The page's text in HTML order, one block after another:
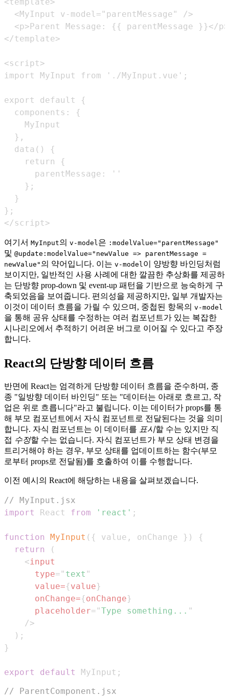
</script>
여기서 MyInput의 v-model 은 :modelValue="parentMessage"
및 @update:modelValue="newValue => parentMessage =
newValue" 의 약어입니다. 이는 v-model 이 양방향 바인딩처럼
보이지만, 일반적인 사용 사례에 대한 깔끔한 추상화를 제공하
는 단방향 prop-down 및 event-up 패턴을 기반으로 능숙하게 구
축되었음을 보여줍니다. 편의성을 제공하지만, 일부 개발자는
이것이 데이터 흐름을 가릴 수 있으며, 중첩된 항목의 v-model
을 통해 공유 상태를 수정하는 여러 컴포넌트가 있는 복잡한
시나리오에서 추적하기 어려운 버그로 이어질 수 있다고 주장
합니다.
React의 단방향 데이터 흐름
반면에 React는 엄격하게 단방향 데이터 흐름을 준수하며, 종
종 "일방향 데이터 바인딩" 또는 "데이터는 아래로 흐르고, 작
업은 위로 흐릅니다"라고 불립니다. 이는 데이터가 props를 통
해 부모 컴포넌트에서 자식 컴포넌트로 전달된다는 것을 의미
합니다. 자식 컴포넌트는 이 데이터를 표시할 수는 있지만 직
접 수정할 수는 없습니다. 자식 컴포넌트가 부모 상태 변경을
트리거해야 하는 경우, 부모 상태를 업데이트하는 함수(부모
로부터 props로 전달됨)를 호출하여 이를 수행합니다.
이전 예시의 React에 해당하는 내용을 살펴보겠습니다.
// MyInput.jsx
import
React from 'react' ;
function MyInput ( { value , onChange } )
{
return
(
<input
type= " text "
value={value}
onChange={onChange}
placeholder= "Type something... "
/>
) ;
}
export default MyInput ;
// ParentComponent.jsx